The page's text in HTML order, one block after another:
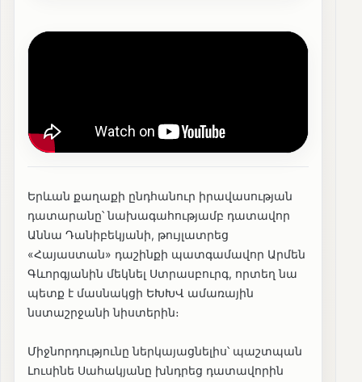
Երևան քաղաքի ընդհանուր իրավասության
դատարանը՝ նախագահությամբ դատավոր
Աննա Դանիբեկյանի, թույլատրեց
«Հայաստան» դաշինքի պատգամավոր Արմեն
Գևորգյանին մեկնել Ստրասբուրգ, որտեղ նա
պետք է մասնակցի ԵԽԽՎ ամառային
նստաշրջանի նիստերին։
Միջնորդությունը ներկայացնելիս՝ պաշտպան
Լուսինե Սահակյանը խնդրեց դատավորին